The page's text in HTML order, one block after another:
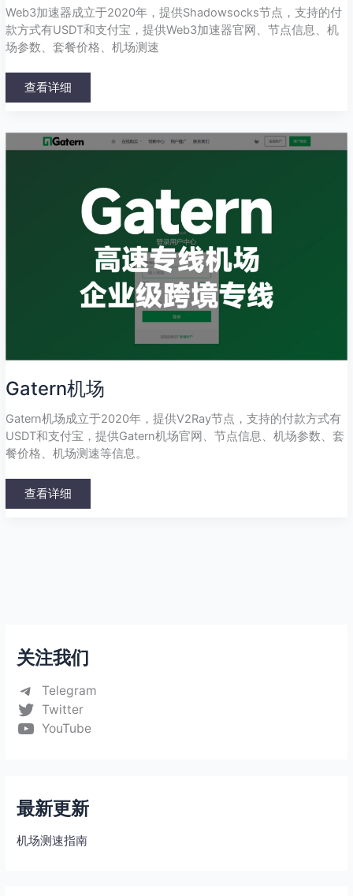
关注我们
Telegram
Twitter
YouTube
最新更新
机场测速指南
Web3加速器成立于2020年，提供Shadowsocks节点，支持的付
款方式有USDT和支付宝，提供Web3加速器官网、节点信息、机
场参数、套餐价格、机场测速
器
查看详细
Gatern机场
Gatern机场成立于2020年，提供V2Ray节点，支持的付款方式有
USDT和支付宝，提供Gatern机场官网、节点信息、机场参数、套
餐价格、机场测速等信息。
Gatern
机
查看详细